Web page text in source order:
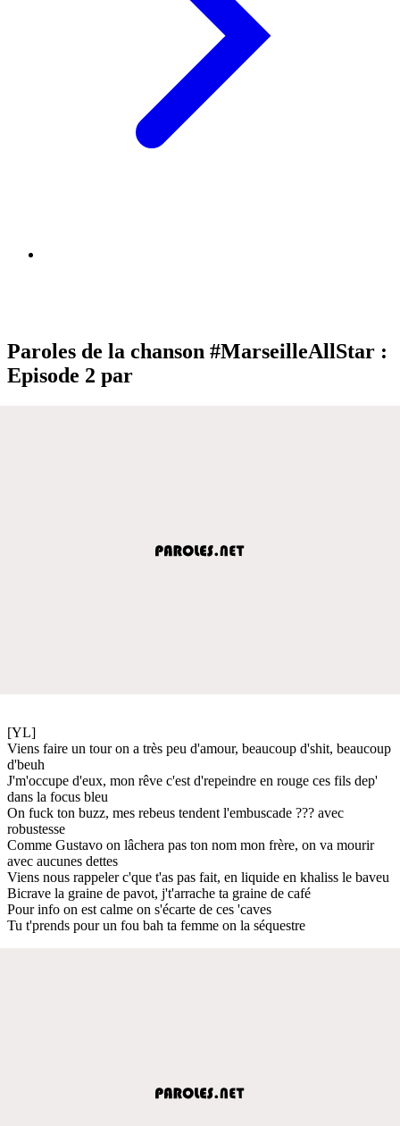
Paroles de la chanson #MarseilleAllStar :
Episode 2 par
[YL]
Viens faire un tour on a très peu d'amour, beaucoup d'shit, beaucoup
d'beuh
J'm'occupe d'eux, mon rêve c'est d'repeindre en rouge ces fils dep'
dans la focus bleu
On fuck ton buzz, mes rebeus tendent l'embuscade ??? avec
robustesse
Comme Gustavo on lâchera pas ton nom mon frère, on va mourir
avec aucunes dettes
Viens nous rappeler c'que t'as pas fait, en liquide en khaliss le baveu
Bicrave la graine de pavot, j't'arrache ta graine de café
Pour info on est calme on s'écarte de ces 'caves
Tu t'prends pour un fou bah ta femme on la séquestre